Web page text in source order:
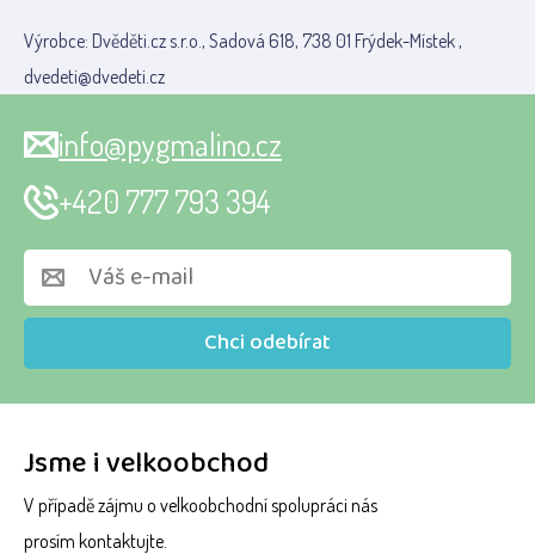
Výrobce: Dvěděti.cz s.r.o., Sadová 618, 738 01 Frýdek-Místek ,
dvedeti@dvedeti.cz
Jsme i velkoobchod
V případě zájmu o velkoobchodní spolupráci nás
prosím kontaktujte.
Chci odebírat
info@pygmalino.cz
+420 777 793 394